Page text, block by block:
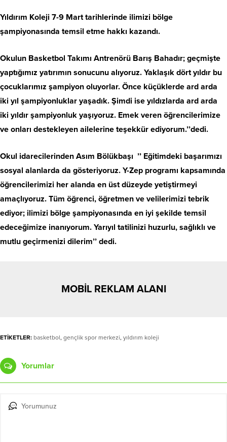
Yıldırım Koleji 7-9 Mart tarihlerinde ilimizi bölge
şampiyonasında temsil etme hakkı kazandı.
Okulun Basketbol Takımı Antrenörü Barış Bahadır; geçmişte
yaptığımız yatırımın sonucunu alıyoruz. Yaklaşık dört yıldır bu
çocuklarımız şampiyon oluyorlar. Önce küçüklerde ard arda
iki yıl şampiyonluklar yaşadık. Şimdi ise yıldızlarda ard arda
iki yıldır şampiyonluk yaşıyoruz. Emek veren öğrencilerimize
ve onları destekleyen ailelerine teşekkür ediyorum.’’dedi.
Okul idarecilerinden Asım Bölükbaşı ’’ Eğitimdeki başarımızı
sosyal alanlarda da gösteriyoruz. Y-Zep programı kapsamında
öğrencilerimizi her alanda en üst düzeyde yetiştirmeyi
amaçlıyoruz. Tüm öğrenci, öğretmen ve velilerimizi tebrik
ediyor; ilimizi bölge şampiyonasında en iyi şekilde temsil
edeceğimize inanıyorum. Yarıyıl tatilinizi huzurlu, sağlıklı ve
mutlu geçirmenizi dilerim’’ dedi.
MOBİL REKLAM ALANI
ETİKETLER: basketbol, gençlik spor merkezi, yıldırım koleji
Yorumlar